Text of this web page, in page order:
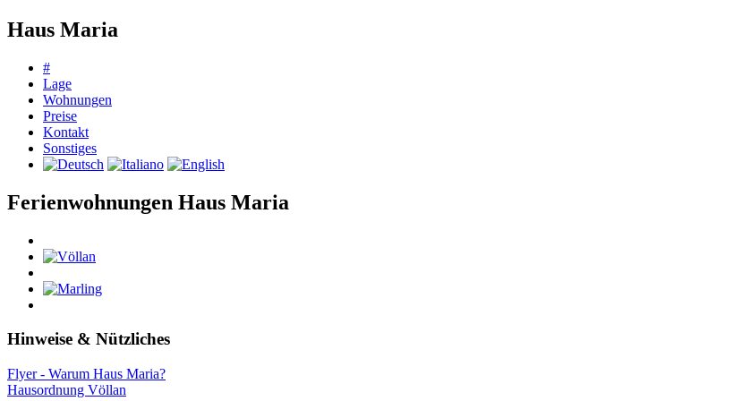
Haus Maria
#
Lage
Wohnungen
Preise
Kontakt
Sonstiges
Ferienwohnungen Haus Maria
Hinweise & Nützliches
Flyer - Warum Haus Maria?
Hausordnung Völlan